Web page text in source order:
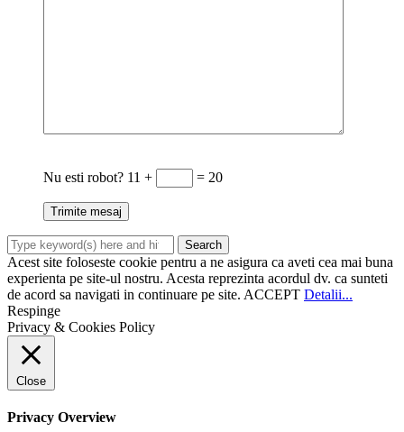
Nu esti robot? 11 + = 20
Acest site foloseste cookie pentru a ne asigura ca aveti cea mai buna
experienta pe site-ul nostru. Acesta reprezinta acordul dv. ca sunteti
de acord sa navigati in continuare pe site. ACCEPT Detalii...
Respinge
Privacy & Cookies Policy
Close
Privacy Overview